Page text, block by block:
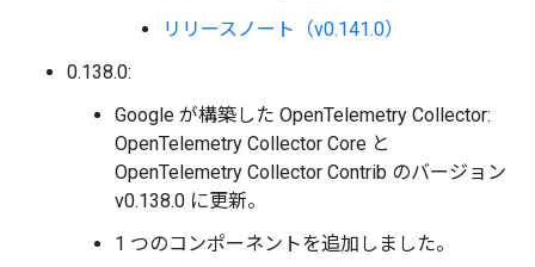
リリースノート（v0.141.0）
0.138.0:
Google が構築した OpenTelemetry Collector:
OpenTelemetry Collector Core と
OpenTelemetry Collector Contrib のバージョン
v0.138.0 に更新。
1 つのコンポーネントを追加しました。